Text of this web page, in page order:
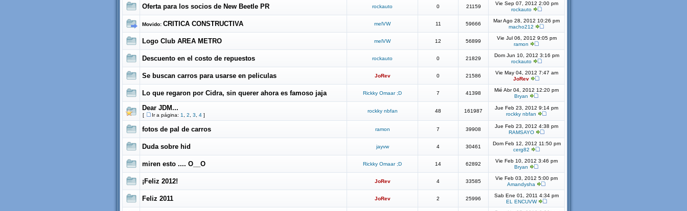
Oferta para los socios de New Beetle PR rockauto 0 21159
Vie Sep 07, 2012 2:00 pm
rockauto
Movido: CRITICA CONSTRUCTIVA melVW 11 59666
Mar Ago 28, 2012 10:26 pm
macho212
Logo Club AREA METRO melVW 12 56899
Vie Jul 06, 2012 9:05 pm
ramon
Descuento en el costo de repuestos rockauto 0 21829
Dom Jun 10, 2012 3:16 pm
rockauto
Se buscan carros para usarse en peliculas JoRev 0 21586
Vie May 04, 2012 7:47 am
JoRev
Lo que regaron por Cidra, sin querer ahora es famoso jaja Rickky Omaar ;D 7 41398
Mié Abr 04, 2012 12:20 pm
Bryan
Dear JDM...
[ Ir a página: 1 2 3 4 ]
rockky nbfan 48 161987
Jue Feb 23, 2012 9:14 pm
rockky nbfan
fotos de pal de carros ramon 7 39908
Jue Feb 23, 2012 4:38 pm
RAMSAYO
Duda sobre hid jayvw 4 30461
Dom Feb 12, 2012 11:50 pm
cerg82
miren esto .... O__O Rickky Omaar ;D 14 62892
Vie Feb 10, 2012 3:46 pm
Bryan
¡Feliz 2012! JoRev 4 33585
Vie Feb 03, 2012 5:00 pm
Amandysha
Feliz 2011 JoRev 2 25996
Sab Ene 01, 2011 4:34 pm
EL ENCUVW